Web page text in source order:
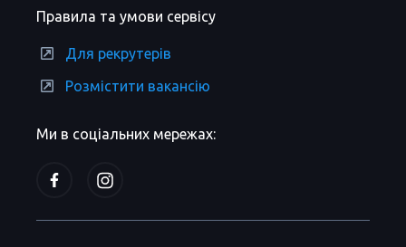
Ми в соціальних мережах:
Правила та умови сервісу
Для рекрутерів
Розмістити вакансію